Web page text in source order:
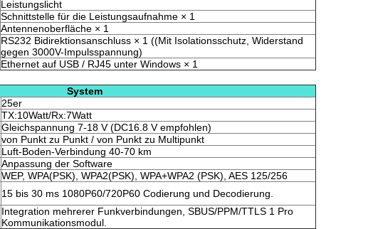
Leistungslicht
Schnittstelle für die Leistungsaufnahme × 1
Antennenoberfläche × 1
RS232 Bidirektionsanschluss × 1 ((Mit Isolationsschutz, Widerstand
gegen 3000V-Impulsspannung)
Ethernet auf USB / RJ45 unter Windows × 1
System
25er
TX:10Watt/Rx:7Watt
Gleichspannung 7-18 V (DC16.8 V empfohlen)
von Punkt zu Punkt / von Punkt zu Multipunkt
Luft-Boden-Verbindung 40-70 km
Anpassung der Software
WEP, WPA(PSK), WPA2(PSK), WPA+WPA2 (PSK), AES 125/256
15 bis 30 ms 1080P60/720P60 Codierung und Decodierung.
Integration mehrerer Funkverbindungen, SBUS/PPM/TTLS 1 Pro
Kommunikationsmodul.